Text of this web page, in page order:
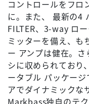
コントロールをフロ
に。また、 最新の4
FILTER、3-way ロ
ミッターを備え、も
ー アンプは健在。
シに収められており
ータブル パッケー
アでダイナミックな
Markbass独自のテク